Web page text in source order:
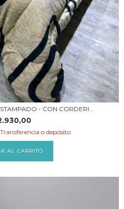
- CON CORDERI...
Transferencia o depósito
AL CARRITO